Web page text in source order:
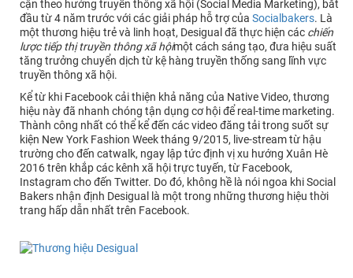
cận theo hướng truyền thông xã hội (Social Media Marketing), bắt
đầu từ 4 năm trước với các giải pháp hỗ trợ của Socialbakers. Là
một thương hiệu trẻ và linh hoạt, Desigual đã thực hiện các chiến
lược tiếp thị truyền thông xã hộimột cách sáng tạo, đưa hiệu suất
tăng trưởng chuyển dịch từ kệ hàng truyền thống sang lĩnh vực
truyền thông xã hội.
Kể từ khi Facebook cải thiện khả năng của Native Video, thương
hiệu này đã nhanh chóng tận dụng cơ hội để real-time marketing.
Thành công nhất có thể kể đến các video đăng tải trong suốt sự
kiện New York Fashion Week tháng 9/2015, live-stream từ hậu
trường cho đến catwalk, ngay lập tức định vị xu hướng Xuân Hè
2016 trên khắp các kênh xã hội trực tuyến, từ Facebook,
Instagram cho đến Twitter. Do đó, không hề là nói ngoa khi Social
Bakers nhận định Desigual là một trong những thương hiệu thời
trang hấp dẫn nhất trên Facebook.